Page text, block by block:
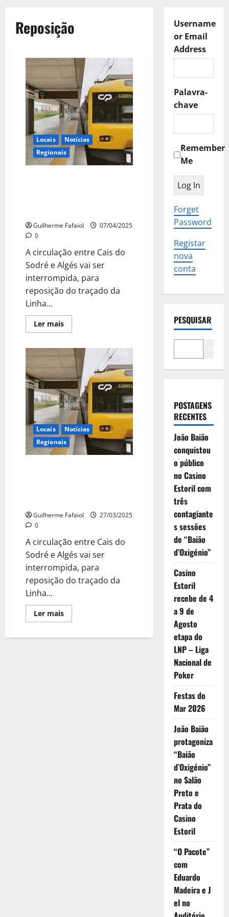
Reposição
Locais
Notícias
Regionais
Guilherme Fafaiol
07/04/2025
0
A circulação entre Cais do
Sodré e Algés vai ser
interrompida, para
reposição do traçado da
Linha...
Ler maisLeia
mais
ferroviária
interrompida
entre
Cais
do
Sodré
e
Algés
à
noite
em
Abril
e
Maio
Locais
Notícias
Regionais
Guilherme Fafaiol
27/03/2025
0
A circulação entre Cais do
Sodré e Algés vai ser
interrompida, para
reposição do traçado da
Linha...
Ler maisLeia
mais
Username
or Email
Address
Palavra-
chave
Remember
Me
Forget
Password
Registar
nova
conta
PESQUISAR
POSTAGENS
RECENTES
João Baião
conquistou
o público
no Casino
Estoril com
três
contagiante
s sessões
de “Baião
d’Oxigénio”
Casino
Estoril
recebe de 4
a 9 de
Agosto
etapa do
LNP – Liga
Nacional de
Poker
Festas do
Mar 2026
João Baião
protagoniza
“Baião
d’Oxigénio”
no Salão
Preto e
Prata do
Casino
Estoril
“O Pacote”
com
Eduardo
Madeira e J
el no